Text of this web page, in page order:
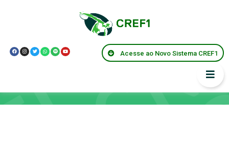
Acesse ao Novo Sistema CREF1